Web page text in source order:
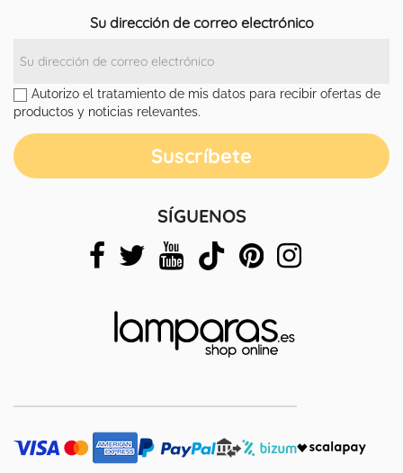
Su dirección de correo electrónico
Autorizo el tratamiento de mis datos para recibir ofertas de
productos y noticias relevantes.
SÍGUENOS